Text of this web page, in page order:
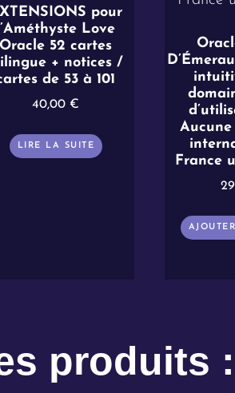
pour
Love
Oracle 52 cartes
+ notices /
de 53 à 101
40,00 €
LIRE LA SUITE
France
produits :